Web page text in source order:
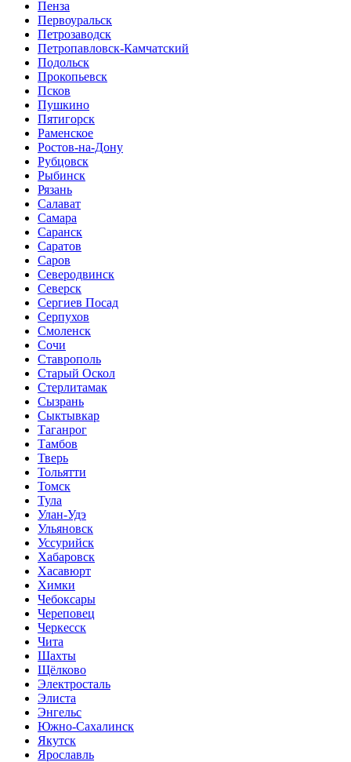
Пенза
Первоуральск
Петрозаводск
Петропавловск-Камчатский
Подольск
Прокопьевск
Псков
Пушкино
Пятигорск
Раменское
Ростов-на-Дону
Рубцовск
Рыбинск
Рязань
Салават
Самара
Саранск
Саратов
Саров
Северодвинск
Северск
Сергиев Посад
Серпухов
Смоленск
Сочи
Ставрополь
Старый Оскол
Стерлитамак
Сызрань
Сыктывкар
Таганрог
Тамбов
Тверь
Тольятти
Томск
Тула
Улан-Удэ
Ульяновск
Уссурийск
Хабаровск
Хасавюрт
Химки
Чебоксары
Череповец
Черкесск
Чита
Шахты
Щёлково
Электросталь
Элиста
Энгельс
Южно-Сахалинск
Якутск
Ярославль